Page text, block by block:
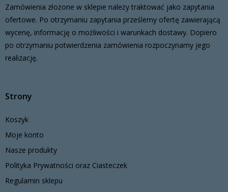
Zamówienia złożone w sklepie należy traktować jako zapytania
ofertowe. Po otrzymaniu zapytania prześlemy ofertę zawierającą
wycenę, informację o możliwości i warunkach dostawy. Dopiero
po otrzymaniu potwierdzenia zamówienia rozpoczynamy jego
realizację.
Strony
Koszyk
Moje konto
Nasze produkty
Polityka Prywatności oraz Ciasteczek
Regulamin sklepu